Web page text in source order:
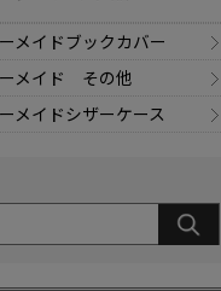
メイドブックカバー
メイド その他
メイドシザーケース